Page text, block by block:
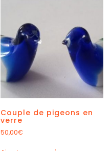
Couple de pigeons en
verre
50,00€